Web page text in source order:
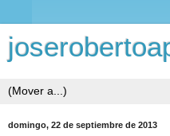
domingo, 22 de septiembre de 2013